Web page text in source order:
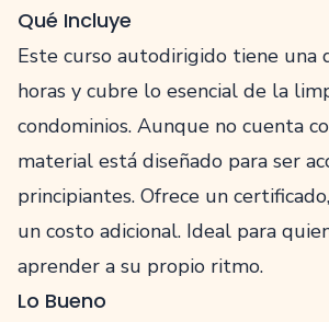
Qué Incluye
Este curso autodirigido tiene una
horas y cubre lo esencial de la
condominios. Aunque no cuenta
material está diseñado para ser
principiantes. Ofrece un
un costo adicional. Ideal para
aprender a su propio ritmo.
Lo Bueno